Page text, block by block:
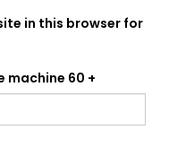
in this browser for
machine 60 +